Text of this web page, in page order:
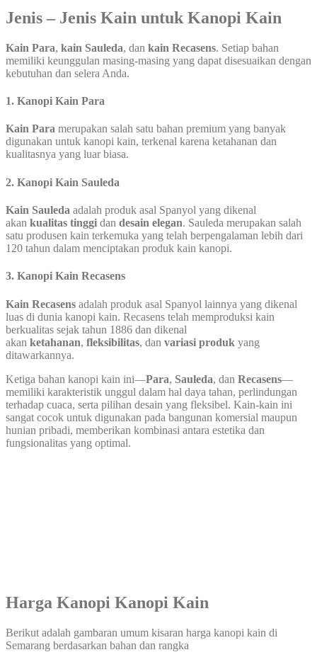
Jenis – Jenis Kain untuk Kanopi Kain
Kain Para, kain Sauleda, dan kain Recasens. Setiap bahan
memiliki keunggulan masing-masing yang dapat disesuaikan dengan
kebutuhan dan selera Anda.
1. Kanopi Kain Para
Kain Para merupakan salah satu bahan premium yang banyak
digunakan untuk kanopi kain, terkenal karena ketahanan dan
kualitasnya yang luar biasa.
2. Kanopi Kain Sauleda
Kain Sauleda adalah produk asal Spanyol yang dikenal
akan kualitas tinggi dan desain elegan. Sauleda merupakan salah
satu produsen kain terkemuka yang telah berpengalaman lebih dari
120 tahun dalam menciptakan produk kain kanopi.
3. Kanopi Kain Recasens
Kain Recasens adalah produk asal Spanyol lainnya yang dikenal
luas di dunia kanopi kain. Recasens telah memproduksi kain
berkualitas sejak tahun 1886 dan dikenal
akan ketahanan, fleksibilitas, dan variasi produk yang
ditawarkannya.
Ketiga bahan kanopi kain ini—Para, Sauleda, dan Recasens—
memiliki karakteristik unggul dalam hal daya tahan, perlindungan
terhadap cuaca, serta pilihan desain yang fleksibel. Kain-kain ini
sangat cocok untuk digunakan pada bangunan komersial maupun
hunian pribadi, memberikan kombinasi antara estetika dan
fungsionalitas yang optimal.
Harga Kanopi Kanopi Kain
Berikut adalah gambaran umum kisaran harga kanopi kain di
Semarang berdasarkan bahan dan rangka